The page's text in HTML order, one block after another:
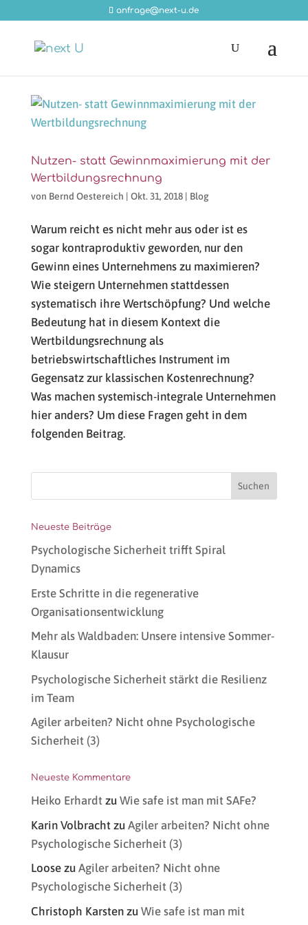
anfrage@next-u.de
Nutzen- statt Gewinnmaximierung mit der
Wertbildungsrechnung
von Bernd Oestereich | Okt. 31, 2018| Blog
Warum reicht es nicht mehr aus oder ist es
sogar kontraproduktiv geworden, nur den
Gewinn eines Unternehmens zu maximieren?
Wie steigern Unternehmen stattdessen
systematisch ihre Wertschöpfung? Und welche
Bedeutung hat in diesem Kontext die
Wertbildungsrechnung als
betriebswirtschaftliches Instrument im
Gegensatz zur klassischen Kostenrechnung?
Was machen systemisch-integrale Unternehmen
hier anders? Um diese Fragen geht in dem
folgenden Beitrag.
Neueste Beiträge
Psychologische Sicherheit trifft Spiral
Dynamics
Erste Schritte in die regenerative
Organisationsentwicklung
Mehr als Waldbaden: Unsere intensive Sommer-
Klausur
Psychologische Sicherheit stärkt die Resilienz
im Team
Agiler arbeiten? Nicht ohne Psychologische
Sicherheit (3)
Neueste Kommentare
Heiko Erhardtzu Wie safe ist man mit SAFe?
Karin Volbrachtzu Agiler arbeiten? Nicht ohne
Psychologische Sicherheit (3)
Loosezu Agiler arbeiten? Nicht ohne
Psychologische Sicherheit (3)
Christoph Karstenzu Wie safe ist man mit